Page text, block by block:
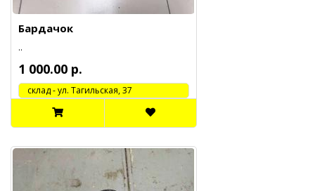
Бардачок
..
1 000.00 р.
cклад - ул. Тагильская, 37